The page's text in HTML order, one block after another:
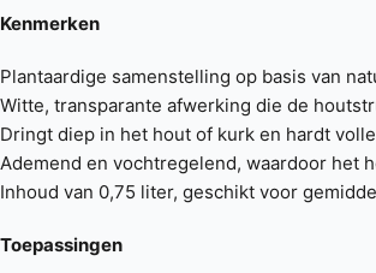
Kenmerken
Plantaardige samenstelling op basis van
Witte, transparante afwerking die de
Dringt diep in het hout of kurk en hardt
Ademend en vochtregelend, waardoor het
Inhoud van 0,75 liter, geschikt voor
Toepassingen